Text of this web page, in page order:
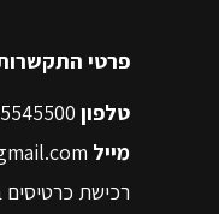
פרטי
טלפון
מייל
רכישת כרטיסים